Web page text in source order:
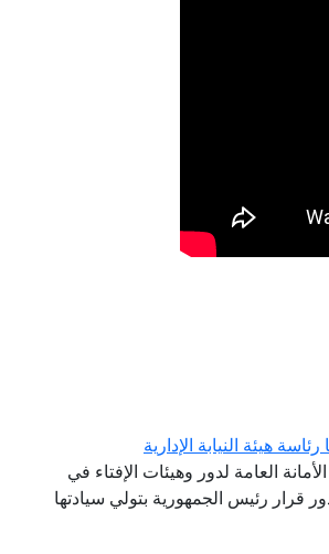
هيئة النيابة الإدارية
العامة لدور وهيئات الإفتاء في
قرار رئيس الجمهورية بتولي سيادتها